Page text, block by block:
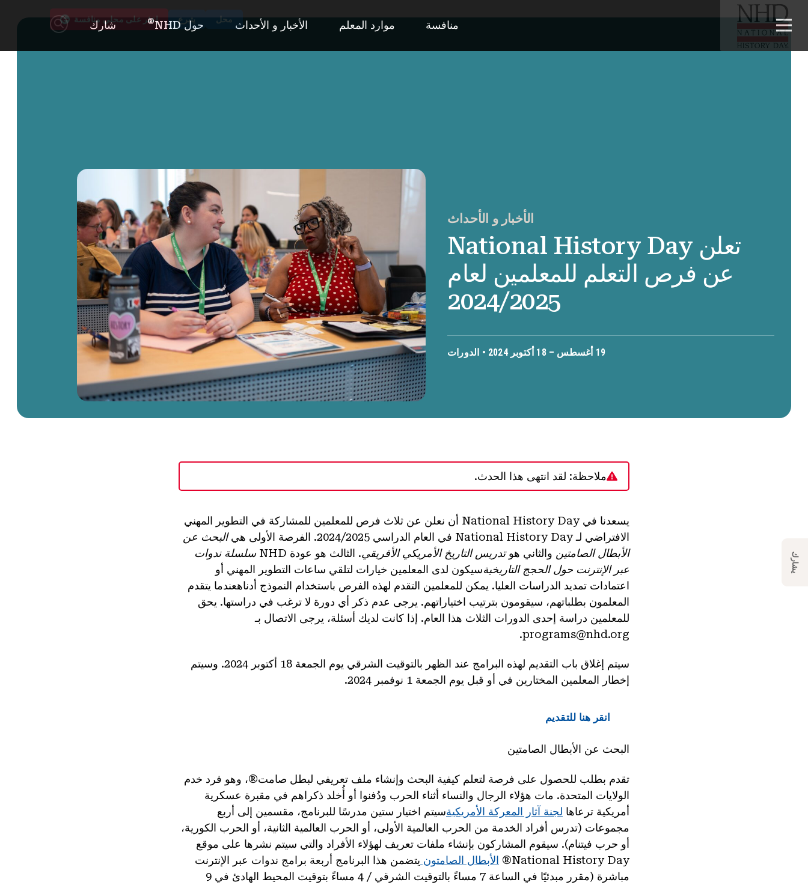
محل يتبرع إعثر على محلي منافسة
الأخبار و الأحداث
تعلن National History Day
عن فرص التعلم للمعلمين لعام
2024/2025
19 أغسطس – 18 أكتوبر 2024 • الدورات
ملاحظة: لقد انتهى هذا الحدث.
يسعدنا في National History Day أن نعلن عن ثلاث فرص للمعلمين للمشاركة في التطوير المهني
الافتراضي لـ National History Day في العام الدراسي 2024/2025. الفرصة الأولى هي
البحث عن
الأبطال الصامتين والثاني هوتدريس التاريخ الأمريكي الأفريقي. الثالث هو عودة NHD
سلسلة ندوات
عبر الإنترنت حول الحجج التاريخيةسيكون لدى المعلمين خيارات لتلقي ساعات التطوير المهني أو
اعتمادات تمديد الدراسات العليا. يمكن للمعلمين التقدم لهذه الفرص باستخدام النموذج أدناهعندما يتقدم
المعلمون بطلباتهم، سيقومون بترتيب اختياراتهم. يرجى عدم ذكر أي دورة لا ترغب في دراستها. يحق
للمعلمين دراسة إحدى الدورات الثلاث هذا العام. إذا كانت لديك أسئلة، يرجى الاتصال بـ
programs@nhd.org.
سيتم إغلاق باب التقديم لهذه البرامج عند الظهر بالتوقيت الشرقي يوم الجمعة 18 أكتوبر 2024. وسيتم
إخطار المعلمين المختارين في أو قبل يوم الجمعة 1 نوفمبر 2024.
انقر هنا للتقديم
البحث عن الأبطال الصامتين
تقدم بطلب للحصول على فرصة لتعلم كيفية البحث وإنشاء ملف تعريفي لبطل صامت®، وهو فرد خدم
الولايات المتحدة. مات هؤلاء الرجال والنساء أثناء الحرب ودُفنوا أو أُخلد ذكراهم في مقبرة عسكرية
أمريكية ترعاها لجنة آثار المعركة الأمريكيةسيتم اختيار ستين مدرسًا للبرنامج، مقسمين إلى أربع
مجموعات (تدرس أفراد الخدمة من الحرب العالمية الأولى، أو الحرب العالمية الثانية، أو الحرب الكورية،
أو حرب فيتنام). سيقوم المشاركون بإنشاء ملفات تعريف لهؤلاء الأفراد والتي سيتم نشرها على موقع
National History Day®
الأبطال الصامتون يتضمن هذا البرنامج أربعة برامج ندوات عبر الإنترنت
مباشرة (مقرر مبدئيًا في الساعة 7 مساءً بالتوقيت الشرقي / 4 مساءً بتوقيت المحيط الهادئ في 9
يشارك